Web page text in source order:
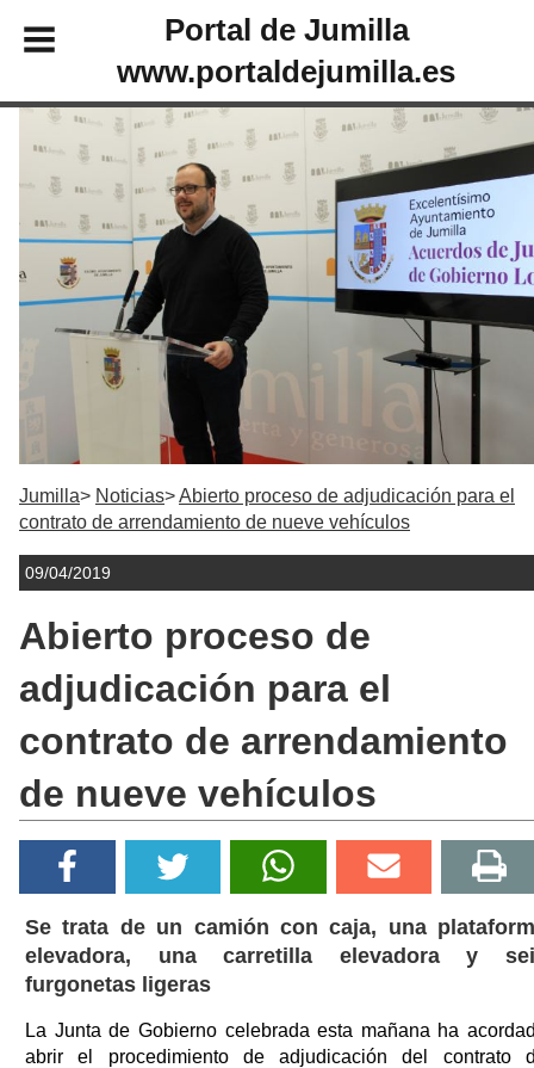
Portal de Jumilla
www.portaldejumilla.es
Jumilla Noticias
Abierto proceso de adjudicación para el
contrato de arrendamiento de nueve vehículos
09/04/2019
Abierto proceso de
adjudicación para el
contrato de arrendamiento
de nueve vehículos
Se trata de un camión con caja, una
elevadora, una carretilla elevadora y
furgonetas ligeras
La Junta de Gobierno celebrada esta mañana ha
abrir el procedimiento de adjudicación del contrato